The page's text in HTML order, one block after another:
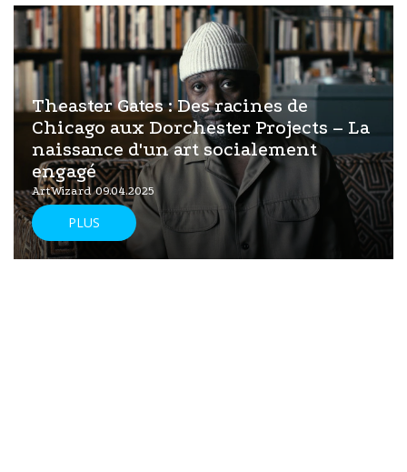
Theaster Gates : Des racines de
Chicago aux Dorchester Projects – La
naissance d'un art socialement
engagé
ArtWizard 09.04.2025
PLUS